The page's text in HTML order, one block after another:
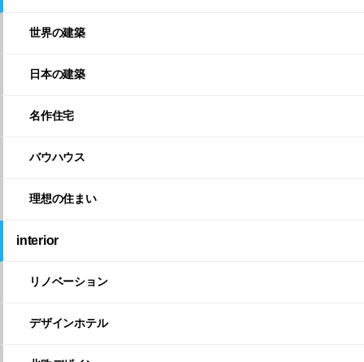
世界の建築
日本の建築
名作住宅
バウハウス
理想の住まい
interior
リノベーション
デザインホテル